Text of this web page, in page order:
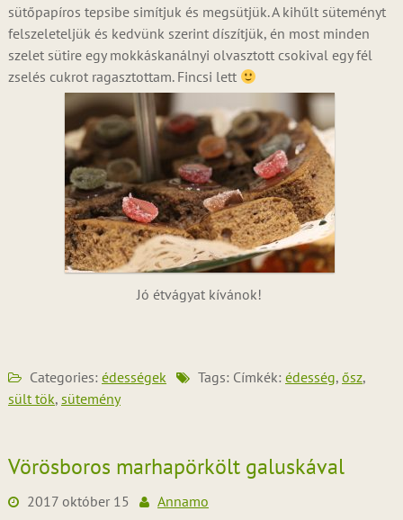
sütőpapíros tepsibe simítjuk és megsütjük. A kihűlt süteményt
felszeleteljük és kedvünk szerint díszítjük, én most minden
szelet sütire egy mokkáskanálnyi olvasztott csokival egy fél
zselés cukrot ragasztottam. Fincsi lett
Jó étvágyat kívánok!
Categories: édességek Tags: Címkék: édesség, ősz,
sült tök, sütemény
Vörösboros marhapörkölt galuskával
2017 október 15
Annamo